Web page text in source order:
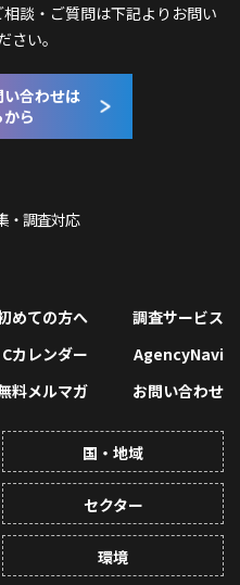
談・ご質問は下記よりお問い
さい。
い合わせは
ら
・調査対応
めての方へ
調査サービス
Cカレンダー
AgencyNavi
料メルマガ
お問い合わせ
国・地域
セクター
環境